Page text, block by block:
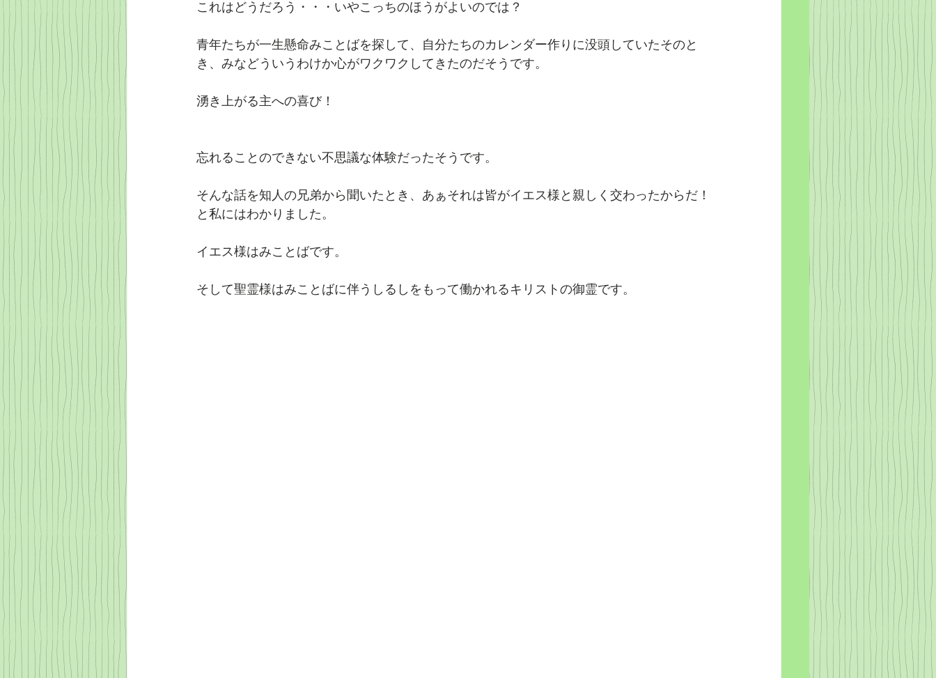
これはどうだろう・・・いやこっちのほうがよいのでは？
青年たちが一生懸命みことばを探して、自分たちのカレンダー作りに没頭していたそのと
き、みなどういうわけか心がワクワクしてきたのだそうです。
湧き上がる主への喜び！
忘れることのできない不思議な体験だったそうです。
そんな話を知人の兄弟から聞いたとき、あぁそれは皆がイエス様と親しく交わったからだ！
と私にはわかりました。
イエス様はみことばです。
そして聖霊様はみことばに伴うしるしをもって働かれるキリストの御霊です。